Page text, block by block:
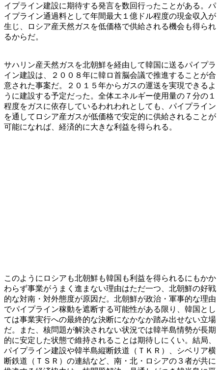
イプライン建設に期待する発言を数回行ったことがある。パ
イプライン通過料として年間最大１億ドル程度の現金収入が
生じ、ロシア産天然ガスを低価格で供給される機会も得られ
るからだ。
サハリン産天然ガスを北朝鮮を経由して韓国に送るパイプラ
イン建設は、２００８年に韓ロ首脳会議で推進することが合
意された事案だ。２０１５年からガスの運送を実現できるよ
うに建設する予定だった。全体エネルギー使用量の７分の１
程度をガスに依存しているわれわれとしても、パイプライン
を通してロシア産ガスが低価格で安定的に供給されることが
可能になれば、経済的に大きな利益を得られる。
このようにロシアも北朝鮮も韓国も利益を得られるにもかか
わらず事業がうまく進まない理由はただ一つ、北朝鮮の好戦
的な対南・対外態度が原因だ。北朝鮮が政治・軍事的な理由
でパイプライン稼動を遮断する可能性がある限り、韓国とし
ては事業実行への最終的な決断になかなか踏み出せない立場
だ。また、核問題が解決されない状況では韓半島情勢が長期
的に安定した状態で維持されることは期待しにくい。結局、
パイプライン建設や韓半島縦断鉄道（ＴＫＲ）、シベリア横
断鉄道（ＴＳＲ）の連結など、南・北・ロシアの３者が共に